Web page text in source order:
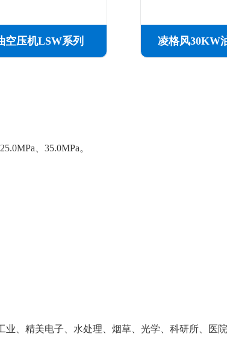
空压机LSW系列 凌格风30KW
、35.0MPa。
、精美电子、水处理、烟草、光学、科研所、医